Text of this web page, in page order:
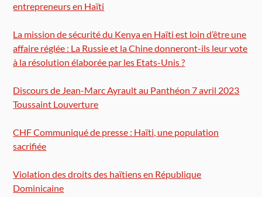
entrepreneurs en Haïti
La mission de sécurité du Kenya en Haïti est loin d’être une
affaire réglée : La Russie et la Chine donneront-ils leur vote
à la résolution élaborée par les Etats-Unis ?
Discours de Jean-Marc Ayrault au Panthéon 7 avril 2023
Toussaint Louverture
CHF Communiqué de presse : Haïti, une population
sacrifiée
Violation des droits des haïtiens en République
Dominicaine